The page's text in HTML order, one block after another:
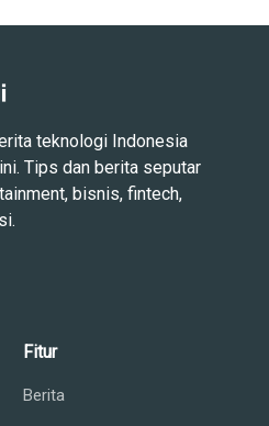
teknologi Indonesia
Tips dan berita seputar
bisnis, fintech,
Fitur
Berita